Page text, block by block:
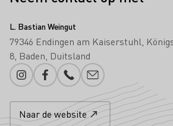
L. Bastian Weingut
79346 Endingen am Kaiserstuhl
8 Baden Duitsland
InstagramFacebookTelefoonnummer
E-mail toevoegen
Naar de website